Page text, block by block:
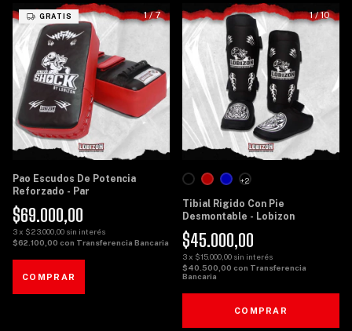
1/7
GRATIS
Pao Escudos De Potencia
Reforzado - Par
$69.000,00
3x $23.000,00 sin interés
$62.100,00 con Transferencia Bancaria
1/10
Tibial Rigido Con Pie
Desmontable - Lobizon
$45.000,00
3x $15.000,00 sin interés
$40.500,00 con Transferencia
Bancaria
+2
COMPRAR